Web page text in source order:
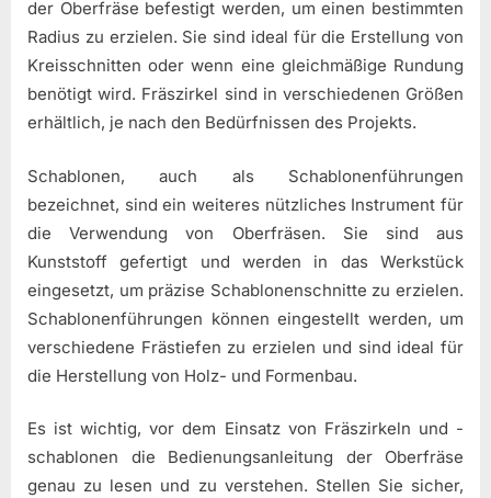
der Oberfräse befestigt werden, um einen bestimmten
Radius zu erzielen. Sie sind ideal für die Erstellung von
Kreisschnitten oder wenn eine gleichmäßige Rundung
benötigt wird. Fräszirkel sind in verschiedenen Größen
erhältlich, je nach den Bedürfnissen des Projekts.
Schablonen, auch als Schablonenführungen
bezeichnet, sind ein weiteres nützliches Instrument für
die Verwendung von Oberfräsen. Sie sind aus
Kunststoff gefertigt und werden in das Werkstück
eingesetzt, um präzise Schablonenschnitte zu erzielen.
Schablonenführungen können eingestellt werden, um
verschiedene Frästiefen zu erzielen und sind ideal für
die Herstellung von Holz- und Formenbau.
Es ist wichtig, vor dem Einsatz von Fräszirkeln und -
schablonen die Bedienungsanleitung der Oberfräse
genau zu lesen und zu verstehen. Stellen Sie sicher,